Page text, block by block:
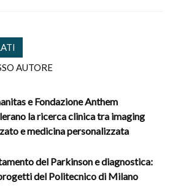
AUTORE
e Fondazione Anthem
la ricerca clinica tra imaging
e medicina personalizzata
del Parkinson e diagnostica:
del Politecnico di Milano